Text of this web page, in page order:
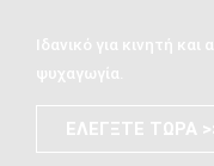
Ιδανικό για κινητή και
ψυχαγωγία.
ΕΛΈΓΞΤΕ ΤΏΡΑ